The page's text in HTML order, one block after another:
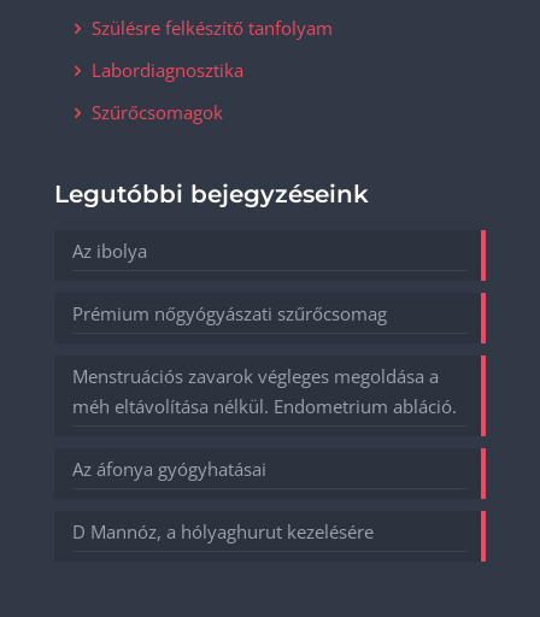
Szülésre felkészítő tanfolyam
Labordiagnosztika
Szűrőcsomagok
Legutóbbi bejegyzéseink
Az ibolya
Prémium nőgyógyászati szűrőcsomag
Menstruációs zavarok végleges megoldása a
méh eltávolítása nélkül. Endometrium abláció.
Az áfonya gyógyhatásai
D Mannóz, a hólyaghurut kezelésére